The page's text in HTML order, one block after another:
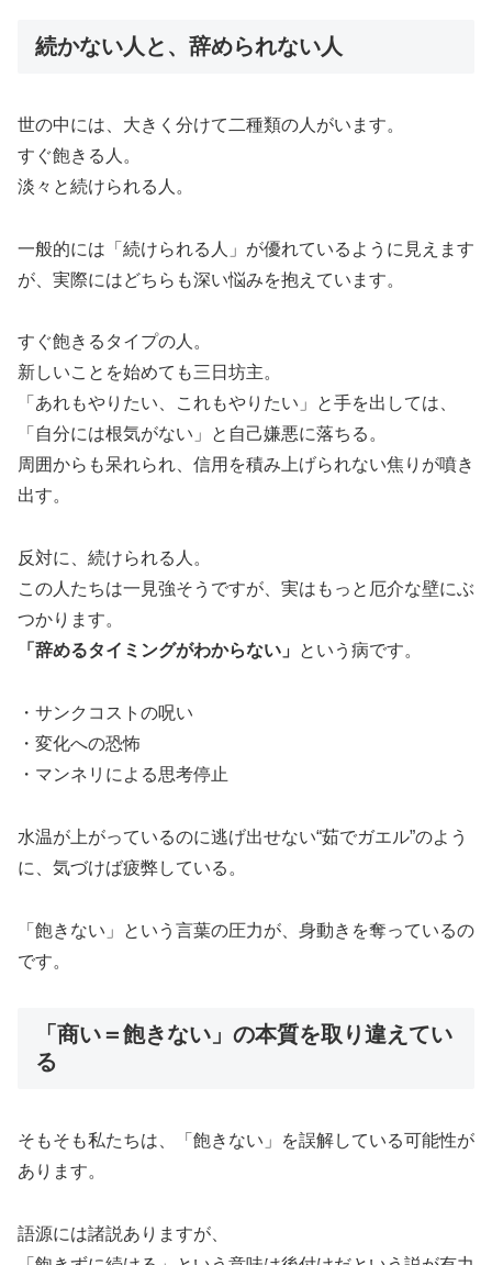
続かない人と、辞められない人
世の中には、大きく分けて二種類の人がいます。
すぐ飽きる人。
淡々と続けられる人。
一般的には「続けられる人」が優れているように見えます
が、実際にはどちらも深い悩みを抱えています。
すぐ飽きるタイプの人。
新しいことを始めても三日坊主。
「あれもやりたい、これもやりたい」と手を出しては、
「自分には根気がない」と自己嫌悪に落ちる。
周囲からも呆れられ、信用を積み上げられない焦りが噴き
出す。
反対に、続けられる人。
この人たちは一見強そうですが、実はもっと厄介な壁にぶ
つかります。
「辞めるタイミングがわからない」
という病です。
・サンクコストの呪い
・変化への恐怖
・マンネリによる思考停止
水温が上がっているのに逃げ出せない“茹でガエル”のよう
に、気づけば疲弊している。
「飽きない」という言葉の圧力が、身動きを奪っているの
です。
「商い＝飽きない」の本質を取り違えてい
る
そもそも私たちは、「飽きない」を誤解している可能性が
あります。
語源には諸説ありますが、